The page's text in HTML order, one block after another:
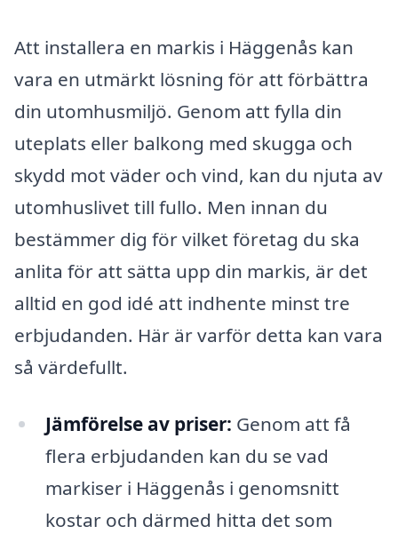
Att installera en markis i Häggenås kan
vara en utmärkt lösning för att förbättra
din utomhusmiljö. Genom att fylla din
uteplats eller balkong med skugga och
skydd mot väder och vind, kan du njuta av
utomhuslivet till fullo. Men innan du
bestämmer dig för vilket företag du ska
anlita för att sätta upp din markis, är det
alltid en god idé att indhente minst tre
erbjudanden. Här är varför detta kan vara
så värdefullt.
Jämförelse av priser: Genom att få
flera erbjudanden kan du se vad
markiser i Häggenås i genomsnitt
kostar och därmed hitta det som